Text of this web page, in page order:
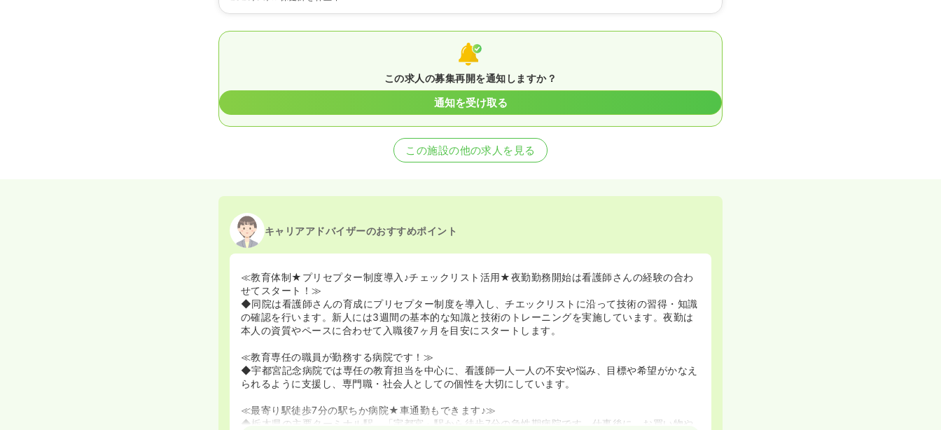
この求人の募集再開を通知しますか？
通知を受け取る
この施設の他の求人を見る
キャリアアドバイザーのおすすめポイント
≪教育体制★プリセプター制度導入♪チェックリスト活用★夜勤勤務開始は看護師さんの経験の合わ
せてスタート！≫
◆同院は看護師さんの育成にプリセプター制度を導入し、チエックリストに沿って技術の習得・知識
の確認を行います。新人には3週間の基本的な知識と技術のトレーニングを実施しています。夜勤は
本人の資質やペースに合わせて入職後7ヶ月を目安にスタートします。
≪教育専任の職員が勤務する病院です！≫
◆宇都宮記念病院では専任の教育担当を中心に、看護師一人一人の不安や悩み、目標や希望がかなえ
られるように支援し、専門職・社会人としての個性を大切にしています。
≪最寄り駅徒歩7分の駅ちか病院★車通勤もできます♪≫
◆栃木県の主要ターミナル駅、「宇都宮」駅から徒歩7分の急性期病院です。仕事後に、お買い物や